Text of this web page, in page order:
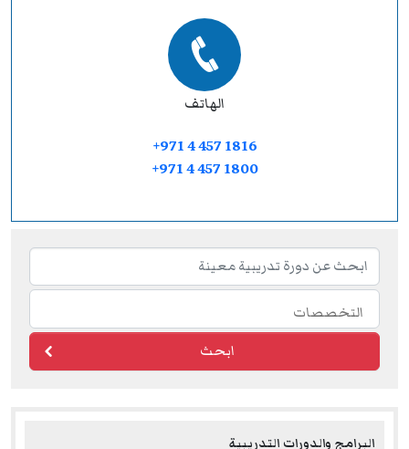
الهاتف
+971 4 457 1816
+971 4 457 1800
ابحث
البرامج والدورات التدريبية